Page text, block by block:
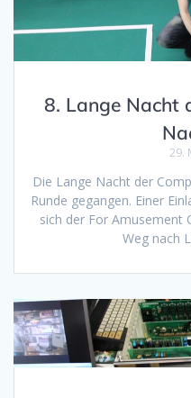
8. Lange Nacht
29.
Die Lange Nacht der
Runde gegangen. Einer
sich der For Amusement
Weg nach